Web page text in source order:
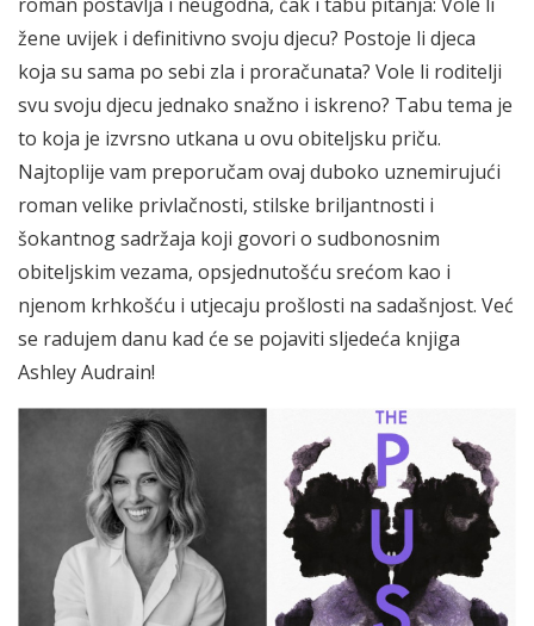
žene uvijek i definitivno svoju djecu? Postoje li djeca
koja su sama po sebi zla i proračunata? Vole li roditelji
svu svoju djecu jednako snažno i iskreno? Tabu tema je
to koja je izvrsno utkana u ovu obiteljsku priču.
Najtoplije vam preporučam ovaj duboko uznemirujući
roman velike privlačnosti, stilske briljantnosti i
šokantnog sadržaja koji govori o sudbonosnim
obiteljskim vezama, opsjednutošću srećom kao i
njenom krhkošću i utjecaju prošlosti na sadašnjost. Već
se radujem danu kad će se pojaviti sljedeća knjiga
Ashley Audrain!